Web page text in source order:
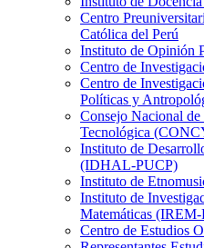
Centro
Católica del Perú
Instituto de Opinión
Centro de
Centro de
Políticas y
Consejo Nacional
Tecnológica
Instituto de
(IDHAL-PUCP)
Instituto de
Instituto de
Matemáticas
Centro de Estudios